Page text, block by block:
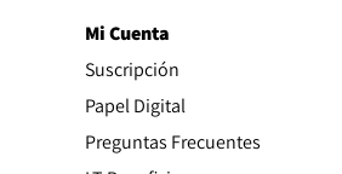
new window
Mi Cuenta
Suscripción
Papel DigitalOpens in new
Preguntas Frecuentes